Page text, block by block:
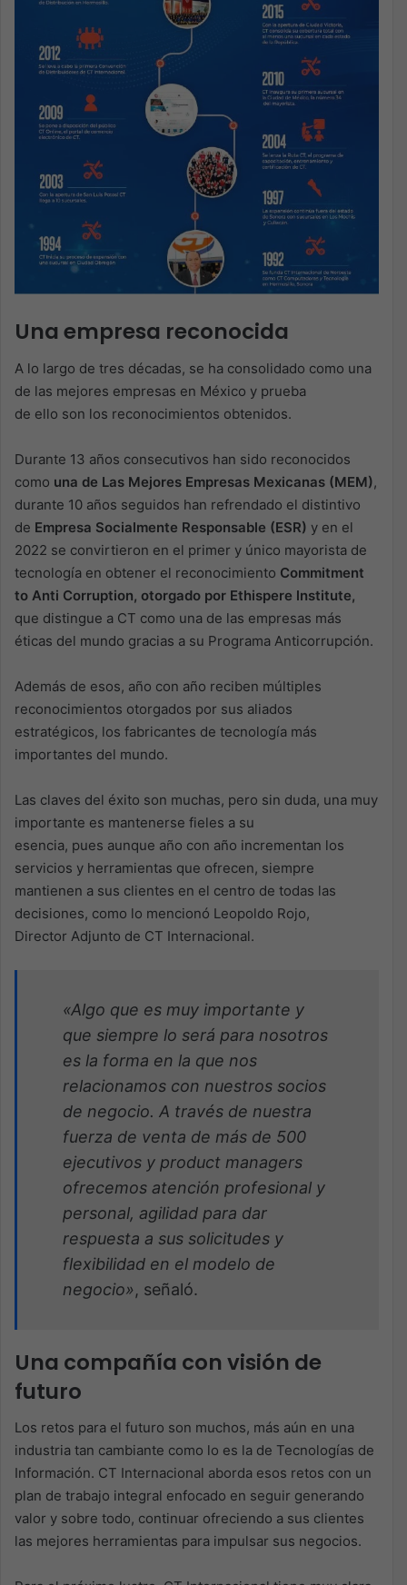
Una empresa reconocida
A lo largo de tres décadas, se ha consolidado como una
de las mejores empresas en México y prueba
de ello son los reconocimientos obtenidos.
Durante 13 años consecutivos han sido reconocidos
como una de Las Mejores Empresas Mexicanas (MEM),
durante 10 años seguidos han refrendado el distintivo
de Empresa Socialmente Responsable (ESR) y en el
2022 se convirtieron en el primer y único mayorista de
tecnología en obtener el reconocimiento Commitment
to Anti­ Corruption, otorgado por Ethispere lnstitute,
que distingue a CT como una de las empresas más
éticas del mundo gracias a su Programa Anticorrupción.
Además de esos, año con año reciben múltiples
reconocimientos otorgados por sus aliados
estratégicos, los fabricantes de tecnología más
importantes del mundo.
Las claves del éxito son muchas, pero sin duda, una muy
importante es mantenerse fieles a su
esencia, pues aunque año con año incrementan los
servicios y herramientas que ofrecen, siempre
mantienen a sus clientes en el centro de todas las
decisiones, como lo mencionó Leopoldo Rojo,
Director Adjunto de CT Internacional.
«Algo que es muy importante y
que siempre lo será para nosotros
es la forma en la que nos
relacionamos con nuestros socios
de negocio. A través de nuestra
fuerza de venta de más de 500
ejecutivos y product managers
ofrecemos atención profesional y
personal, agilidad para dar
respuesta a sus solicitudes y
flexibilidad en el modelo de
negocio», señaló.
Una compañía con visión de
futuro
Los retos para el futuro son muchos, más aún en una
industria tan cambiante como lo es la de Tecnologías de
Información. CT Internacional aborda esos retos con un
plan de trabajo integral enfocado en seguir generando
valor y sobre todo, continuar ofreciendo a sus clientes
las mejores herramientas para impulsar sus negocios.